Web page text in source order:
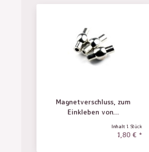
Magnetverschluss, zum
Einkleben von...
Inhalt 1 Stück
1,80 € *